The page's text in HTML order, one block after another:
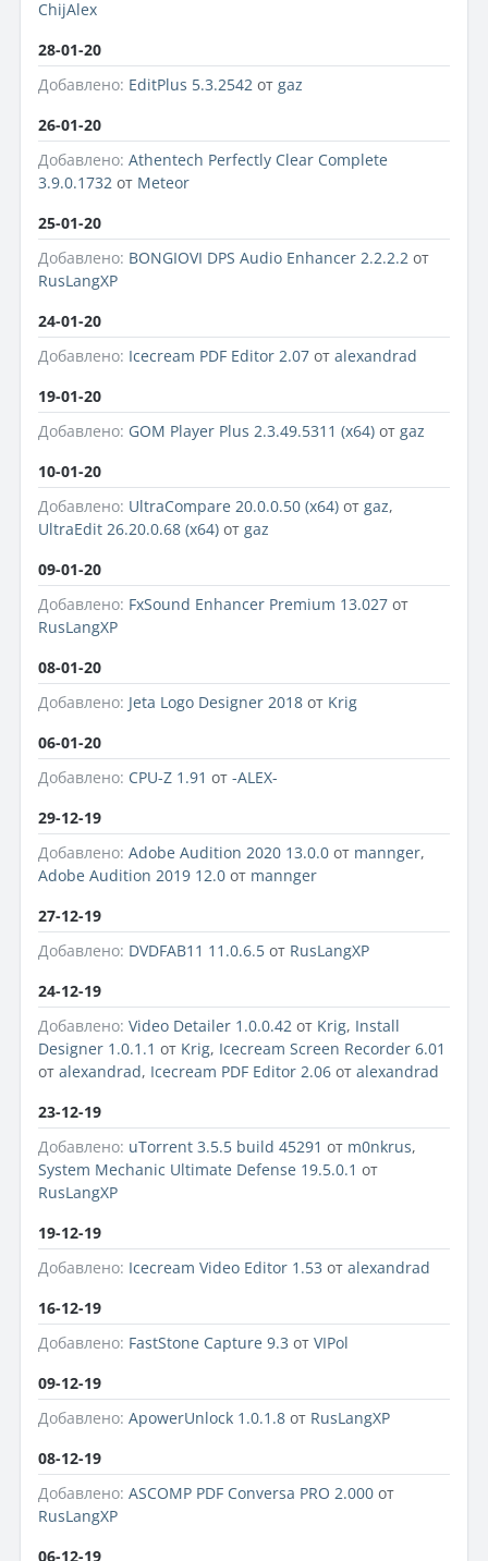
ChijAlex
28-01-20
Добавлено: EditPlus 5.3.2542 от gaz
26-01-20
Добавлено: Athentech Perfectly Clear Complete
3.9.0.1732 от Meteor
25-01-20
Добавлено: BONGIOVI DPS Audio Enhancer 2.2.2.2 от
RusLangXP
24-01-20
Добавлено: Icecream PDF Editor 2.07 от alexandrad
19-01-20
Добавлено: GOM Player Plus 2.3.49.5311 (x64) от gaz
10-01-20
Добавлено: UltraCompare 20.0.0.50 (x64) от gaz,
UltraEdit 26.20.0.68 (x64) от gaz
09-01-20
Добавлено: FxSound Enhancer Premium 13.027 от
RusLangXP
08-01-20
Добавлено: Jeta Logo Designer 2018 от Krig
06-01-20
Добавлено: CPU-Z 1.91 от -ALEX-
29-12-19
Добавлено: Adobe Audition 2020 13.0.0 от mannger,
Adobe Audition 2019 12.0 от mannger
27-12-19
Добавлено: DVDFAB11 11.0.6.5 от RusLangXP
24-12-19
Добавлено: Video Detailer 1.0.0.42 от Krig, Install
Designer 1.0.1.1 от Krig, Icecream Screen Recorder 6.01
от alexandrad, Icecream PDF Editor 2.06 от alexandrad
23-12-19
Добавлено: uTorrent 3.5.5 build 45291 от m0nkrus,
System Mechanic Ultimate Defense 19.5.0.1 от
RusLangXP
19-12-19
Добавлено: Icecream Video Editor 1.53 от alexandrad
16-12-19
Добавлено: FastStone Capture 9.3 от VIPol
09-12-19
Добавлено: ApowerUnlock 1.0.1.8 от RusLangXP
08-12-19
Добавлено: ASCOMP PDF Conversa PRO 2.000 от
RusLangXP
06-12-19